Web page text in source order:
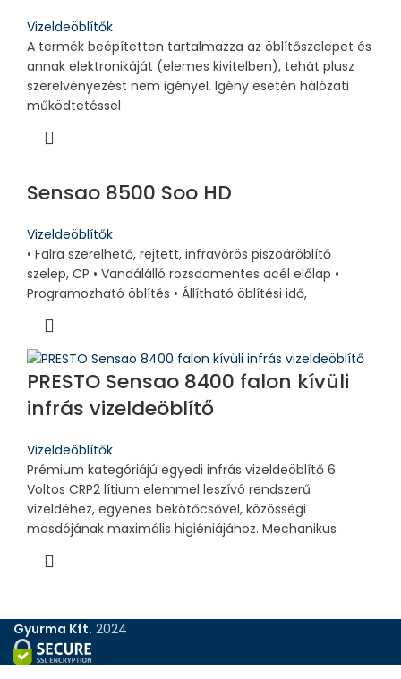
Vizeldeöblítők
A termék beépítetten tartalmazza az öblítőszelepet és
annak elektronikáját (elemes kivitelben), tehát plusz
szerelvényezést nem igényel. Igény esetén hálózati
működtetéssel
Sensao 8500 Soo HD
Vizeldeöblítők
• Falra szerelhető, rejtett, infravörös piszoáröblítő
szelep, CP • Vandálálló rozsdamentes acél előlap •
Programozható öblítés • Állítható öblítési idő,
PRESTO Sensao 8400 falon kívüli
infrás vizeldeöblítő
Vizeldeöblítők
Prémium kategóriájú egyedi infrás vizeldeöblítő 6
Voltos CRP2 lítium elemmel leszívó rendszerű
vizeldéhez, egyenes bekötőcsővel, közösségi
mosdójának maximális higiéniájához. Mechanikus
Gyurma Kft. 2024